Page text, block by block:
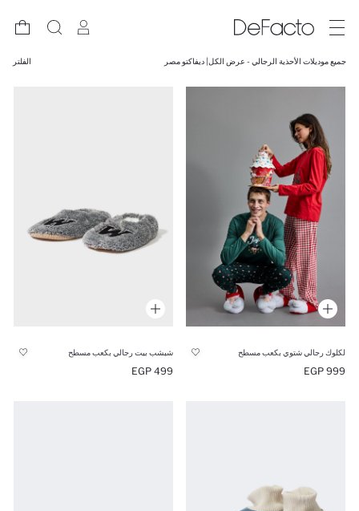
جميع موديلات الأحذية الرجالي - عرض الكل| ديفاكتو مصر الفلتر
لكلوك رجالي شتوي بكعب مسطح
999 EGP
شبشب بيت رجالي بكعب مسطح
499 EGP